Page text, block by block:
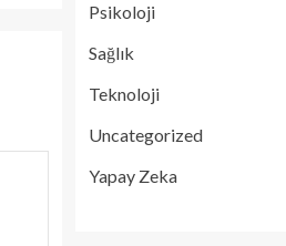
Psikoloji
Sağlık
Teknoloji
Uncategorized
Yapay Zeka